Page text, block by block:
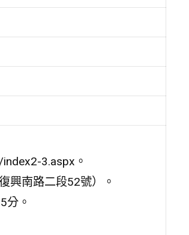
3.aspx。
興南路二段52號）。
分。